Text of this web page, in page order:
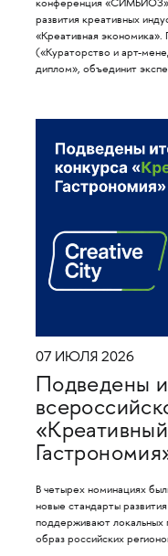
конференция «СИМБИОЗ»,
развития креативных
«Креативная
(«Кураторство и арт-
диплом», объединит
07 ИЮЛЯ 2026
Подведены
В четырех номинациях
новые стандарты
поддерживают
образ российских